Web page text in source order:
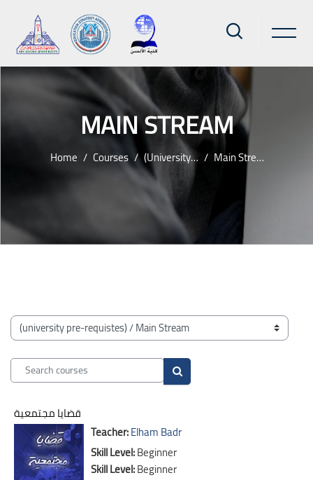
MAIN STREAM
Home Courses (university Pre-Requistes) Main Stream
Blocks
Course categories
Search courses
Search courses
قضايا مجتمعية
Teacher:Elham Badr
Skill Level:Beginner
Skill Level:Beginner